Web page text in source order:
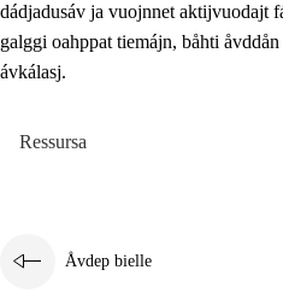
dádjadusáv ja vuojnnet aktijvuodajt
galggi oahppat tiemájn, båhti
ávkálasj.
Ressursa
Åvdep bielle